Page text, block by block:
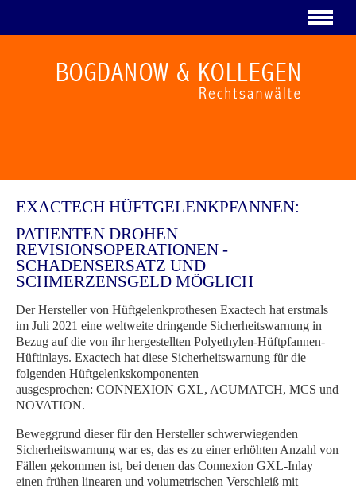
EXACTECH HÜFTGELENKPFANNEN:
PATIENTEN DROHEN
REVISIONSOPERATIONEN -
SCHADENSERSATZ UND
SCHMERZENSGELD MÖGLICH
Der Hersteller von Hüftgelenkprothesen Exactech hat erstmals
im Juli 2021 eine weltweite dringende Sicherheitswarnung in
Bezug auf die von ihr hergestellten Polyethylen-Hüftpfannen-
Hüftinlays. Exactech hat diese Sicherheitswarnung für die
folgenden Hüftgelenkskomponenten
ausgesprochen: CONNEXION GXL, ACUMATCH, MCS und
NOVATION.
Beweggrund dieser für den Hersteller schwerwiegenden
Sicherheitswarnung war es, das es zu einer erhöhten Anzahl von
Fällen gekommen ist, bei denen das Connexion GXL-Inlay
einen frühen linearen und volumetrischen Verschleiß mit